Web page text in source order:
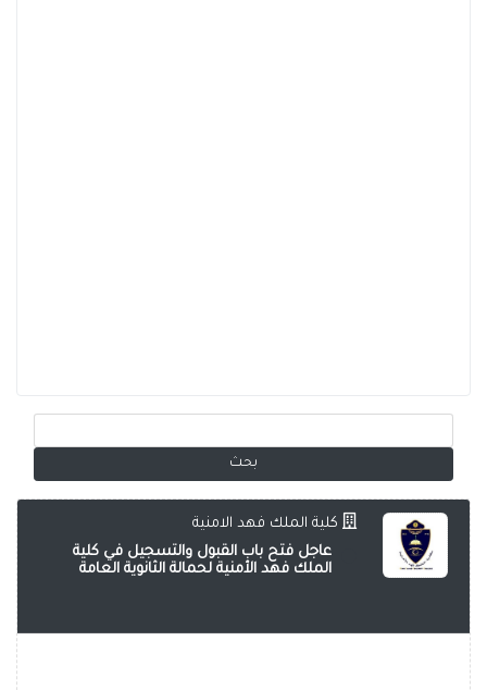
كلية الملك فهد الامنية
عاجل فتح باب القبول والتسجيل في كلية
الملك فهد الأمنية لحمالة الثانوية العامة